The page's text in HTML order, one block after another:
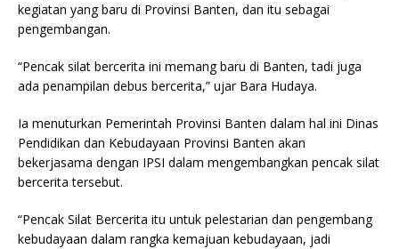
kegiatan yang baru di Provinsi Banten, dan itu sebagai
pengembangan.
“Pencak silat bercerita ini memang baru di Banten, tadi juga
ada penampilan debus bercerita,” ujar Bara Hudaya.
Ia menuturkan Pemerintah Provinsi Banten dalam hal ini Dinas
Pendidikan dan Kebudayaan Provinsi Banten akan
bekerjasama dengan IPSI dalam mengembangkan pencak silat
bercerita tersebut.
“Pencak Silat Bercerita itu untuk pelestarian dan pengembang
kebudayaan dalam rangka kemajuan kebudayaan, jadi